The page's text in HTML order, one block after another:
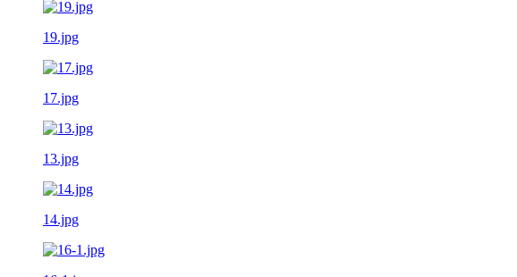
19.jpg
17.jpg
13.jpg
14.jpg